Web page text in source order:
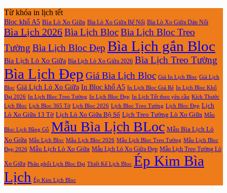
Từ khóa in lịch tết
Bloc khổ A5 Bìa Lò Xo Giữa Bìa Lò Xo Giữa Bế Nổi Bìa Lò Xo Giữa Dán Nổi
Bìa Lịch 2026Bìa Lịch BlocBìa Lịch Bloc Treo
Tường Bìa Lịch Bloc Đẹp Bìa Lịch gắn Bloc
Bìa Lịch Lò Xo Giữa Bìa Lịch Lò Xo Giữa 2026 Bìa Lịch Treo Tường
Bìa Lịch Đẹp Giá Bìa Lịch Bloc Giá In Lịch Bloc Giá Lịch
Bloc Giá Lịch Lò Xo Giữa In Bloc khổ A5 In Lịch Bloc Giá Rẻ In Lịch Bloc Khổ
Đại 2026 In Lịch Bloc Treo Tường In Lịch Bloc Đẹp In Lịch Tết theo yêu cầu Kích Thước
Lịch Bloc Lịch Bloc 365 Tờ Lịch Bloc 2026 Lịch Bloc Treo Tường Lịch Bloc Đẹp Lịch
Lò Xo Giữa 13 Tờ Lịch Lò Xo Giữa Bộ Số Lịch Treo Tường Lò Xo Giữa Mẫu
Bloc Lịch Bằng Gỗ Mẫu Bìa Lịch BLoc Mẫu Bìa Lịch Lò
Xo Giữa Mẫu Lịch Bloc Mẫu Lịch Bloc 2026 Mẫu Lịch Bloc Treo Tường Mẫu Lịch Bloc
Đẹp 2026 Mẫu Lịch Lò Xo Giữa Mẫu Lịch Lò Xo Giữa Đẹp Mẫu Lịch Treo Tường Lò
Xo Giữa Phân phối Lịch Bloc Đại Thiết Kế Lịch Bloc Ép Kim Bìa
Lịch Ép Kim Lịch Bloc